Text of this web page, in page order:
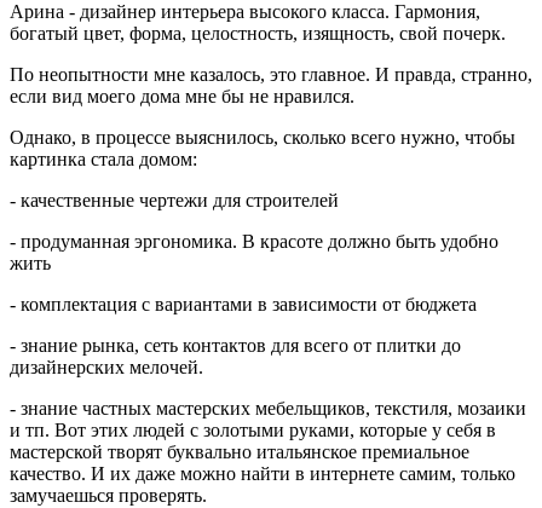
Арина - дизайнер интерьера высокого класса. Гармония,
богатый цвет, форма, целостность, изящность, свой почерк.
По неопытности мне казалось, это главное. И правда, странно,
если вид моего дома мне бы не нравился.
Однако, в процессе выяснилось, сколько всего нужно, чтобы
картинка стала домом:
- качественные чертежи для строителей
- продуманная эргономика. В красоте должно быть удобно
жить
- комплектация с вариантами в зависимости от бюджета
- знание рынка, сеть контактов для всего от плитки до
дизайнерских мелочей.
- знание частных мастерских мебельщиков, текстиля, мозаики
и тп. Вот этих людей с золотыми руками, которые у себя в
мастерской творят буквально итальянское премиальное
качество. И их даже можно найти в интернете самим, только
замучаешься проверять.